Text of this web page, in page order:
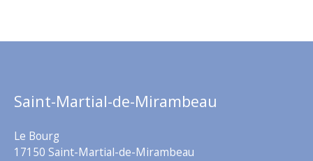
Saint-Martial-de-Mirambeau
Le Bourg
17150 Saint-Martial-de-Mirambeau